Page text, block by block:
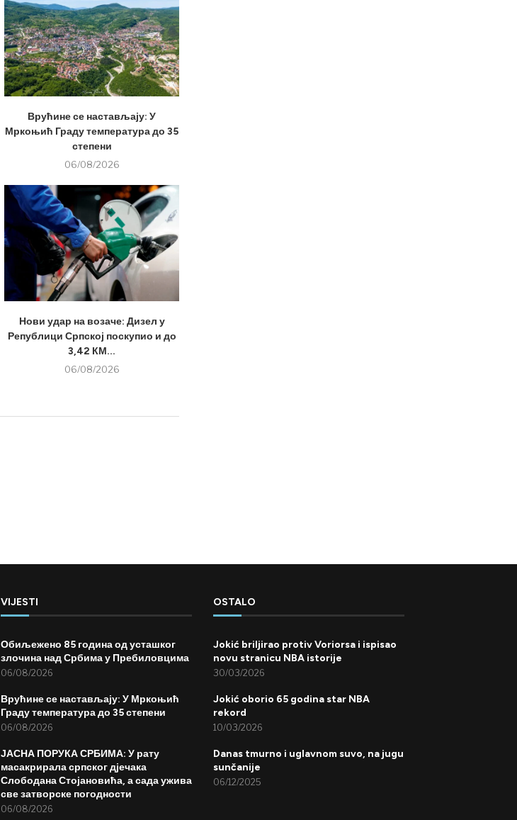
Врућине се настављају: У
Мркоњић Граду температура до 35
степени
06/08/2026
Нови удар на возаче: Дизел у
Републици Српској поскупио и до
3,42 КМ...
06/08/2026
VIJESTI
Обиљежено 85 година од усташког
злочина над Србима у Пребиловцима
06/08/2026
Врућине се настављају: У Мркоњић
Граду температура до 35 степени
06/08/2026
ЈАСНА ПОРУКА СРБИМА: У рату
масакрирала српског дјечака
Слободана Стојановића, а сада ужива
све затворске погодности
06/08/2026
OSTALO
Jokić briljirao protiv Voriorsa i ispisao
novu stranicu NBA istorije
30/03/2026
Jokić oborio 65 godina star NBA
rekord
10/03/2026
Danas tmurno i uglavnom suvo, na jugu
sunčanije
06/12/2025